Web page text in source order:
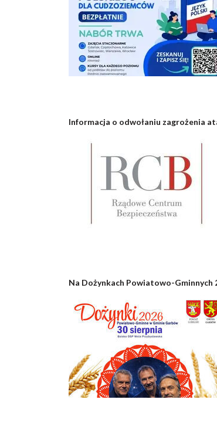
Informacja o odwołaniu zagrożenia
Na Dożynkach Powiatowo-Gminnych